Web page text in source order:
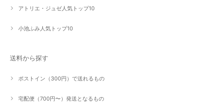
アトリエ・ジュゼ人気トップ10
小池ふみ人気トップ10
送料から探す
ポストイン（300円）で送れるもの
宅配便（700円〜）発送となるもの